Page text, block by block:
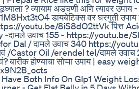
? व्यायाम अडचणी अणि त्यावर
डायबेटिक्स वर घरगुती
youtu.be/8iS8dO2ttVk पित्त
उवाच 155 - https://youtu.be/
Dal / दामले उवाच 340 https://
/Castor Oil /erendel tel/दामले
बारीक होण्याचा सोप्पा उपाय | easy
Both Info On Glp1 Weight